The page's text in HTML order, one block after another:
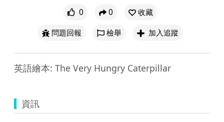
0 0
收藏
問題回報
檢舉 加入追蹤
英語繪本: The Very Hungry Caterpillar
資訊